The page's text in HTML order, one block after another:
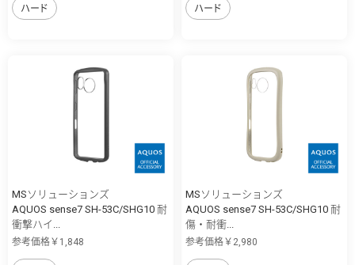
ハード ハード
MSソリューションズ
AQUOS sense7 SH-53C/SHG10 耐
衝撃ハイ...
参考価格￥1,848
MSソリューションズ
AQUOS sense7 SH-53C/SHG10 耐
傷・耐衝...
参考価格￥2,980